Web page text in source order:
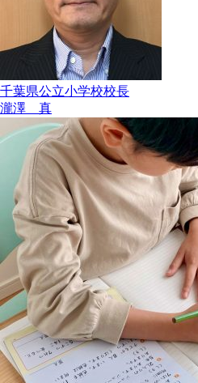
千葉県公立小学校校長
瀧澤 真